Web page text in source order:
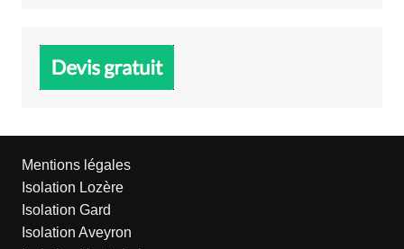
Mentions légales
Isolation Lozère
Isolation Gard
Isolation Aveyron